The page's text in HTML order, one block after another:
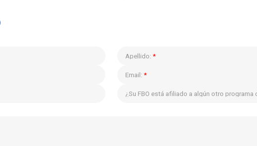
Apellido:*
Email:*
¿Su FBO está afiliado a algún otro